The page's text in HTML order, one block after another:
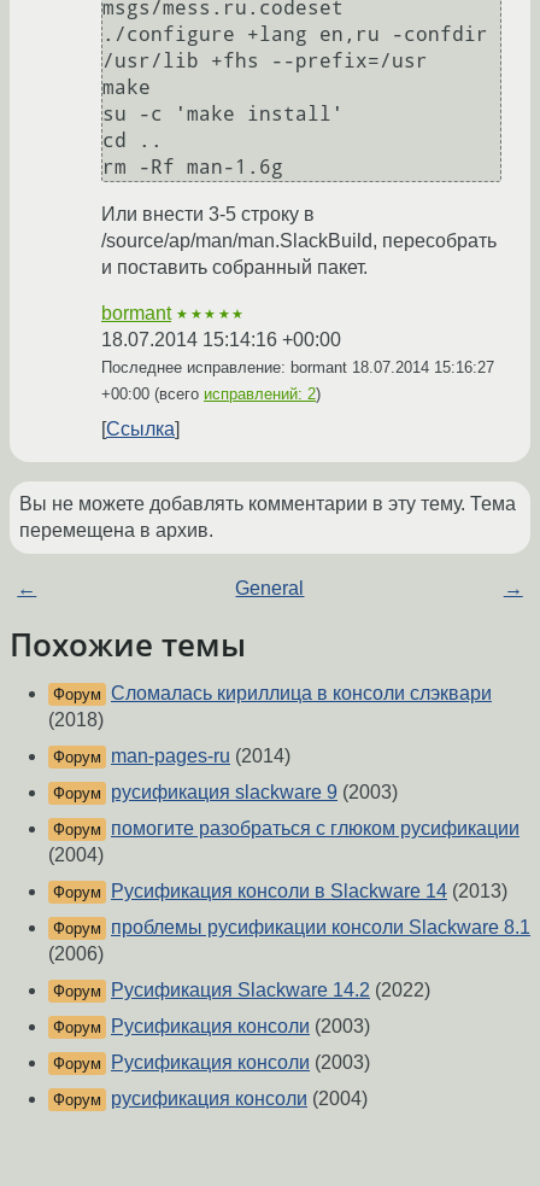
msgs/mess.ru.codeset
./configure +lang en,ru -confdir
/usr/lib +fhs --prefix=/usr
make
su -c 'make install'
cd ..
Или внести 3-5 строку в
/source/ap/man/man.SlackBuild, пересобрать
и поставить собранный пакет.
bormant ★★★★★
18.07.2014 15:14:16 +00:00
Последнее исправление: bormant 18.07.2014 15:16:27
+00:00 (всего исправлений: 2)
Ссылка
Вы не можете добавлять комментарии в эту тему. Тема
перемещена в архив.
← General →
Похожие темы
Форум Сломалась кириллица в консоли слэквари
(2018)
Форум man-pages-ru (2014)
Форум русификация slackware 9 (2003)
Форум
помогите разобраться с глюком русификации
(2004)
Форум Русификация консоли в Slackware 14 (2013)
Форум
проблемы русификации консоли Slackware 8.1
(2006)
Форум Русификация Slackware 14.2 (2022)
Форум Русификация консоли (2003)
Форум Русификация консоли (2003)
Форум русификация консоли (2004)